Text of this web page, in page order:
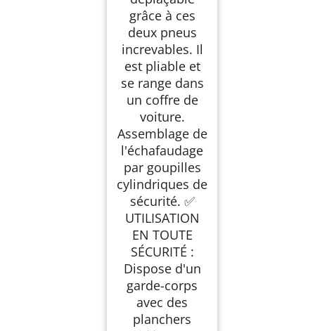
grâce à ces
deux pneus
increvables. Il
est pliable et
se range dans
un coffre de
voiture.
Assemblage de
l'échafaudage
par goupilles
cylindriques de
sécurité. ✅
UTILISATION
EN TOUTE
SÉCURITÉ :
Dispose d'un
garde-corps
avec des
planchers